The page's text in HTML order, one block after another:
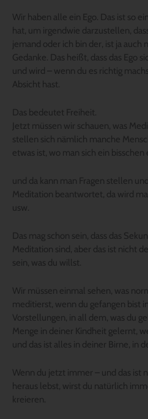
Wir haben alle ein Ego. Das ist so
hat, um irgendwie darzustellen,
jemand oder ich bin der, ist ja auch
Gedanke. Das heißt, dass das Ego
und wird – wenn du es richtig
Absicht hast.
Das bedeutet Freiheit.
Jetzt müssen wir schauen, was
stellen sich nämlich manche
etwas ist, wo man sich ein bisschen
und da kann man Fragen stellen
Meditation beantwortet, da wird
usw.
Das mag schon sein, dass das
Meditation sind, aber das ist nicht
sein, was du willst.
Wir müssen einmal sehen, was
meditierst, wenn du gefangen bist
Vorstellungen, in all dem, was du
Menge in deiner Kindheit gelernt,
und das ist alles in deiner Birne, in
Wenn du jetzt immer – und das ist
heraus lebst, wirst du natürlich
kreieren.